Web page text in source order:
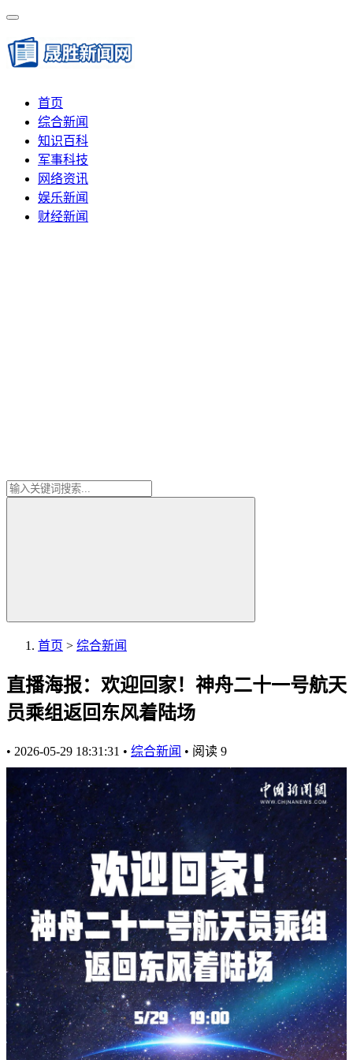
首页
综合新闻
知识百科
军事科技
网络资讯
娱乐新闻
财经新闻
首页 > 综合新闻
直播海报：欢迎回家！神舟二十一号航天
员乘组返回东风着陆场
• 2026-05-29 18:31:31 • 综合新闻 • 阅读 9